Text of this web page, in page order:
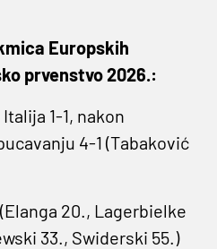
Europskih
prvenstvo 2026.:
1-1, nakon
4-1 (Tabaković
20., Lagerbielke
33., Swiderski 55.)